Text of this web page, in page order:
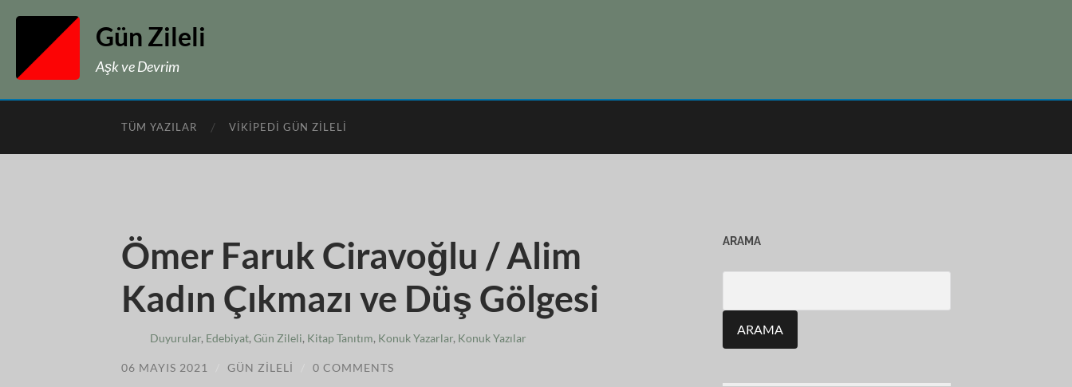
Gün Zileli
Aşk ve Devrim
TÜM YAZILAR VIKIPEDI GÜN ZILELI
Ömer Faruk Ciravoğlu / Alim
Kadın Çıkmazı ve Düş Gölgesi
Duyurular, Edebiyat, Gün Zileli, Kitap Tanıtım, Konuk Yazarlar, Konuk Yazılar
06 MAYIS 2021 GÜN ZILELI 0 COMMENTS
ARAMA